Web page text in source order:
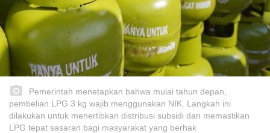
Pemerintah menetapkan bahwa mulai tahun depan,
pembelian LPG 3 kg wajib menggunakan NIK. Langkah ini
dilakukan untuk menertibkan distribusi subsidi dan memastikan
LPG tepat sasaran bagi masyarakat yang berhak